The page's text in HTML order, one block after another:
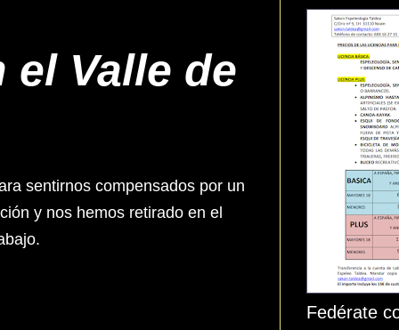
Valle de
sentirnos compensados por un
y nos hemos retirado en el
Fedérate